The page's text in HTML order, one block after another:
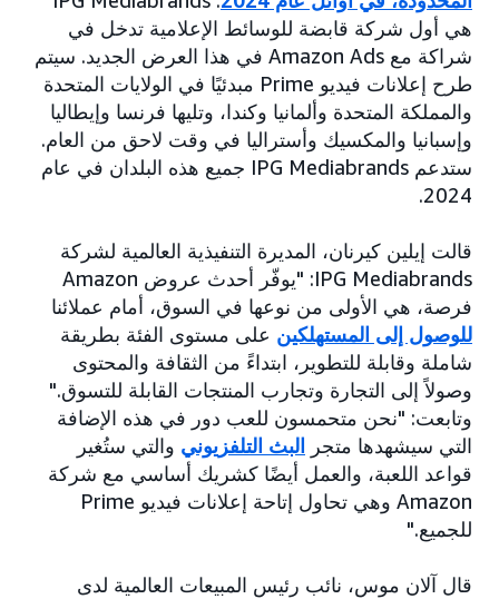
هي أول شركة قابضة للوسائط الإعلامية تدخل في
شراكة مع Amazon Ads في هذا العرض الجديد. سيتم
طرح إعلانات فيديو Prime مبدئيًا في الولايات المتحدة
والمملكة المتحدة وألمانيا وكندا، وتليها فرنسا وإيطاليا
وإسبانيا والمكسيك وأستراليا في وقت لاحق من العام.
ستدعم IPG Mediabrands جميع هذه البلدان في عام
2024.
قالت إيلين كيرنان، المديرة التنفيذية العالمية لشركة
IPG Mediabrands: "يوفّر أحدث عروض Amazon
فرصة، هي الأولى من نوعها في السوق، أمام عملائنا
للوصول إلى المستهلكين على مستوى الفئة بطريقة
شاملة وقابلة للتطوير، ابتداءً من الثقافة والمحتوى
وصولاً إلى التجارة وتجارب المنتجات القابلة للتسوق."
وتابعت: "نحن متحمسون للعب دور في هذه الإضافة
التي سيشهدها متجر البث التلفزيوني والتي ستُغير
قواعد اللعبة، والعمل أيضًا كشريك أساسي مع شركة
Amazon وهي تحاول إتاحة إعلانات فيديو Prime
للجميع."
قال آلان موس، نائب رئيس المبيعات العالمية لدى